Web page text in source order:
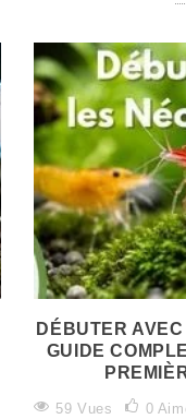
parfaitement maîtrisée,
sans...
Lire la suite
DÉBUTER
GUIDE
59 Vues 0